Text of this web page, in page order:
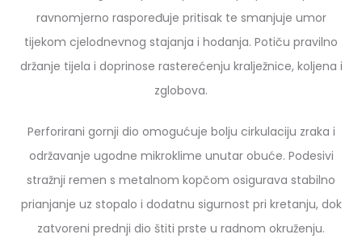
ravnomjerno raspoređuje pritisak te smanjuje umor
tijekom cjelodnevnog stajanja i hodanja. Potiču pravilno
držanje tijela i doprinose rasterećenju kralježnice, koljena i
zglobova.
Perforirani gornji dio omogućuje bolju cirkulaciju zraka i
održavanje ugodne mikroklime unutar obuće. Podesivi
stražnji remen s metalnom kopčom osigurava stabilno
prianjanje uz stopalo i dodatnu sigurnost pri kretanju, dok
zatvoreni prednji dio štiti prste u radnom okruženju.